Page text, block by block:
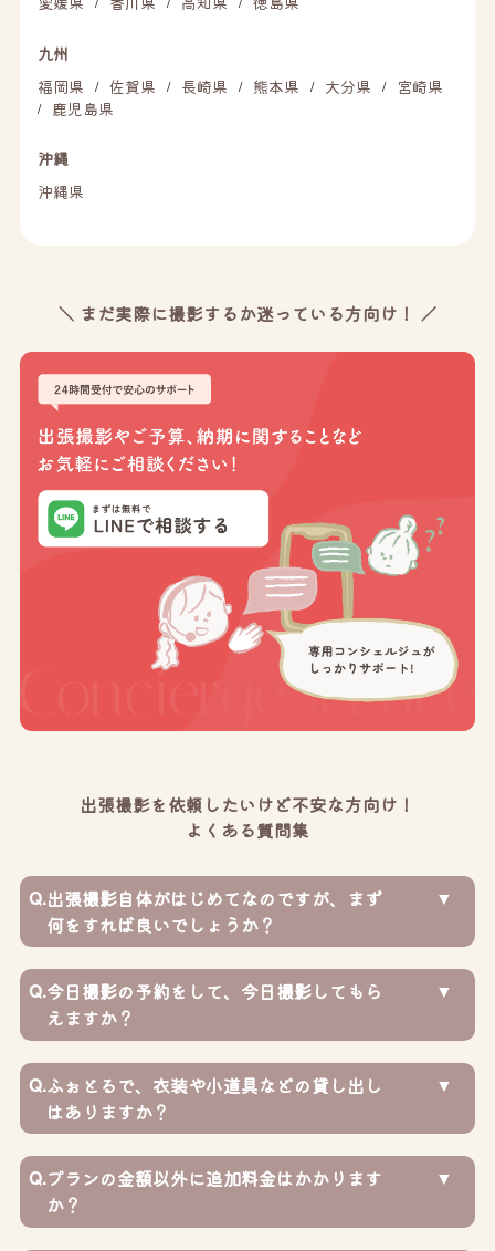
九州
福岡県
/ 佐賀県 / 長崎県 / 熊本県 / 大分県 / 宮崎県
/ 鹿児島県
沖縄
沖縄県
＼ まだ実際に撮影するか迷っている方向け！ ／
出張撮影を依頼したいけど不安な方向け！
よくある質問集
Q.出張撮影自体がはじめてなのですが、まず
何をすれば良いでしょうか？
Q.今日撮影の予約をして、今日撮影してもら
えますか？
Q.ふぉとるで、衣装や小道具などの貸し出し
はありますか？
Q.プランの金額以外に追加料金はかかります
か？